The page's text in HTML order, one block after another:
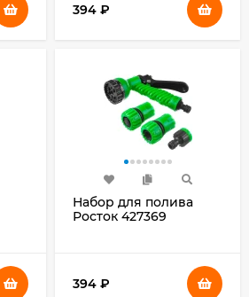
394 ₽
Набор для полива
Росток 427369
394 ₽